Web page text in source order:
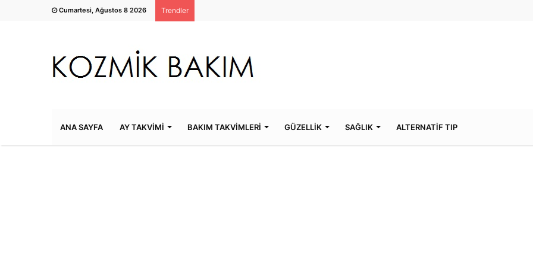
Cumartesi, Ağustos 8 2026 Trendler
ANA SAYFA AY TAKVİMİ BAKIM TAKVİMLERİ GÜZELLİK SAĞLIK ALTERNATİF TIP